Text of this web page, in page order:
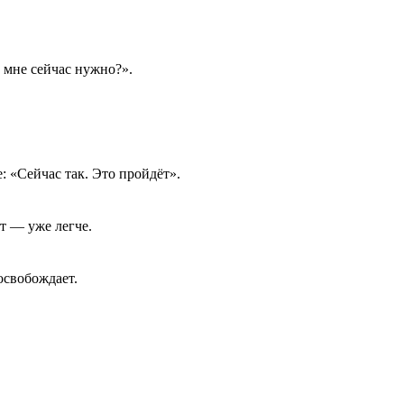
сейчас нужно?».
«Сейчас так. Это пройдёт».
— уже легче.